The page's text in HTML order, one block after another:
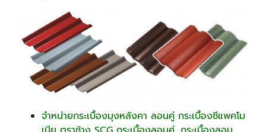
จำหน่ายกระเบื้องมุงหลังคา ลอนคู่ กระเบื้องซีแพคโม